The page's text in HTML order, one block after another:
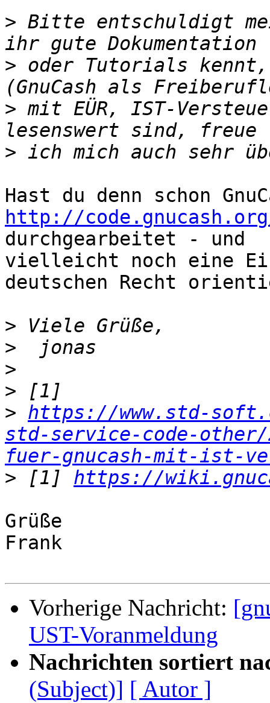
> Bitte entschuldigt
> oder Tutorials
> mit EÜR, IST-
>
http://
durchgearbeitet - und
vielleicht noch eine
deutschen Recht
>
>
>
>
> https://www.std-
std-service-code-other/
fuer-gnucash-mit-ist-
> [1] https://
Grüße
Frank
Vorherige Nachricht:
UST-Voranmeldung
Nachrichten sortiert
(Subject)] [ Autor ]